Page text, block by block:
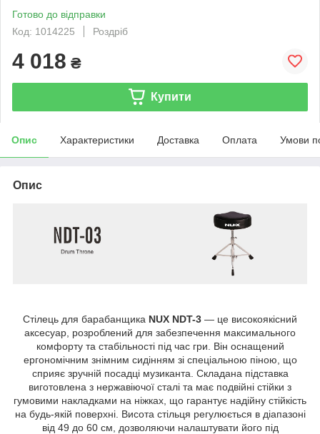
Готово до відправки
Код: 1014225
Роздріб
4 018 ₴
Купити
Опис Характеристики Доставка Оплата Умови
Опис
Стілець для барабанщика NUX NDT-3 — це високоякісний
аксесуар, розроблений для забезпечення максимального
комфорту та стабільності під час гри. Він оснащений
ергономічним знімним сидінням зі спеціальною піною, що
сприяє зручній посадці музиканта. Складана підставка
виготовлена з нержавіючої сталі та має подвійні стійки з
гумовими накладками на ніжках, що гарантує надійну стійкість
на будь-якій поверхні. Висота стільця регулюється в діапазоні
від 49 до 60 см, дозволяючи налаштувати його під